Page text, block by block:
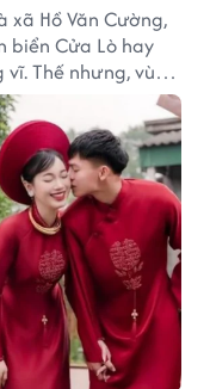
xã Hồ Văn Cường,
biển Cửa Lò hay
Thế nhưng, vùng
lũng xanh
thích hợp cho